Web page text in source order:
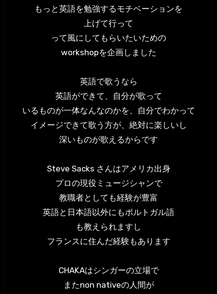
もっと英語を勉強するモチベーションを
上げて行って
って風にしてもらいたいための
workshopを企画しました
英語で歌うなら
英語ができて、自分が歌って
いるものが一体なんなのかを、自分でわかって
イメージできて歌う方が、絶対に楽しいし
深いものが歌えるからです
Steve Sacks さんはアメリカ出身
プロの現役ミュージシャンで
教職者としても経験が豊富
英語と日本語以外にもポルトガル語
も教えられますし
フランスに住んだ経験もあります
CHAKAはシンガーの立場で
またnon nativeの人間が